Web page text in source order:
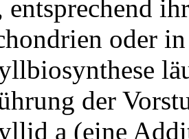
entsprechend
oder
der
a (eine